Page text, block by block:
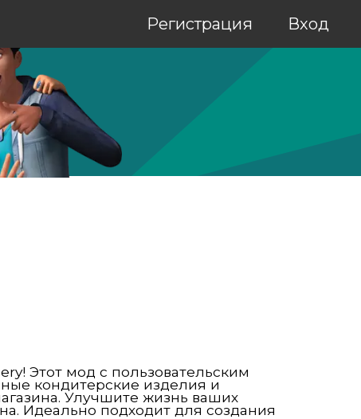
Регистрация Вход
Этот мод с пользовательским
кондитерские изделия и
Улучшите жизнь ваших
Идеально подходит для создания